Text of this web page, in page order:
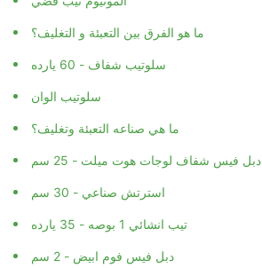
ما هو الفرق بين التعبئة و التغليف؟
سلوتيب شفاف - 60 يارده
سلوتيب الوان
ما هي صناعه التعبئة وتغليف؟
دبل فيس شفاف لوجات هوت ميلت - 25 سم
استرتش صناعي - 30 سم
تيب انشائي 1 بوصه - 35 يارده
دبل فيس فوم ابيض - 2 سم